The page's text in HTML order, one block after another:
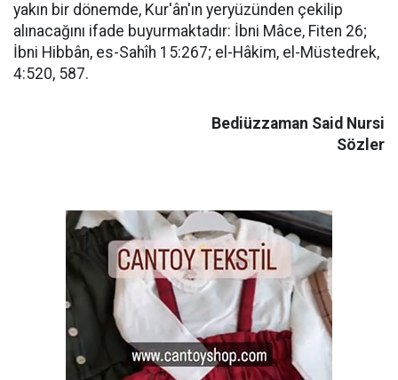
yakın bir dönemde, Kur'ân'ın yeryüzünden çekilip
alınacağını ifade buyurmaktadır: İbni Mâce, Fiten 26;
İbni Hibbân, es-Sahîh 15:267; el-Hâkim, el-Müstedrek,
4:520, 587.
Bediüzzaman Said Nursi
Sözler